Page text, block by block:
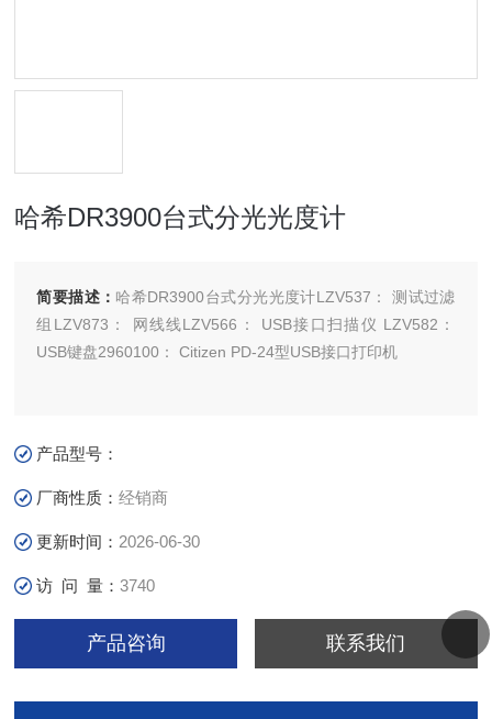
哈希DR3900台式分光光度计
简要描述： 哈希DR3900台式分光光度计LZV537： 测试过滤
组LZV873： 网线线LZV566： USB接口扫描仪 LZV582：
USB键盘2960100： Citizen PD-24型USB接口打印机
产品型号：
厂商性质：经销商
更新时间： 2026-06-30
访 问 量：3740
产品咨询 联系我们